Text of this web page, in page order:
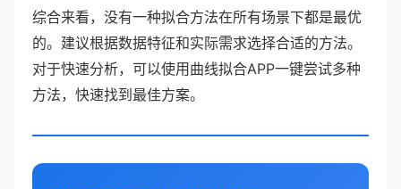
综合来看，没有一种拟合方法在所有场景下都是最优
的。建议根据数据特征和实际需求选择合适的方法。
对于快速分析，可以使用曲线拟合APP一键尝试多种
方法，快速找到最佳方案。